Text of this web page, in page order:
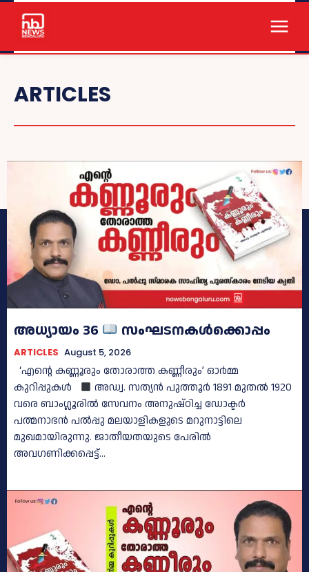
ARTICLES
അധ്യായം 36 സംഘടനകൾക്കൊപ്പം
ARTICLES August 5, 2026
‘എന്റെ കണ്ണൂരും തോരാത്ത കണ്ണീരും’ ഓർമ്മ
കുറിപ്പുകൾ
അഡ്വ. സത്യൻ പുത്തൂര്‍ 1891 മുതൽ 1920
വരെ ബാംഗ്ലൂരിൽ സേവനം അനുഷ്‌ഠിച്ച ഡോക്ടർ
പത്മനാഭൻ പൽപ്പു മലയാളികളുടെ മറുനാട്ടിലെ
മുഖമായിരുന്നു. ജാതീയതയുടെ പേരിൽ
അവഗണിക്കപ്പെട്ട്...